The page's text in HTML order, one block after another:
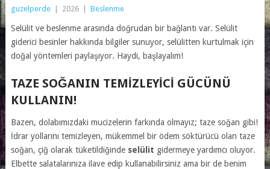
guzelperde 2026 Beslenme
Selülit ve beslenme arasında doğrudan bir bağlantı var. Selülit
giderici besinler hakkında bilgiler sunuyor, selülitten kurtulmak için
doğal yöntemleri paylaşıyor. Haydi, başlayalım!
TAZE SOĞANIN TEMIZLEYICI GÜCÜNÜ
KULLANIN!
Bazen, dolabımızdaki mucizelerin farkında olmayız; taze soğan gibi!
İdrar yollarını temizleyen, mükemmel bir ödem söktürücü olan taze
soğan, çiğ olarak tüketildiğinde selülit gidermeye yardımcı oluyor.
Elbette salatalarınıza ilave edip kullanabilirsiniz ama bir de benim